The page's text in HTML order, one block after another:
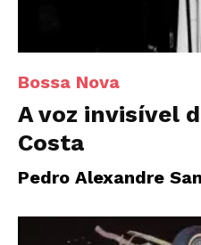
Bossa Nova
A voz invisível
Costa
Pedro Alexandre